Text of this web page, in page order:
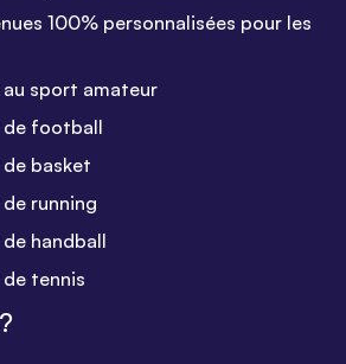
100% personnalisées pour les
sport amateur
de football
basket
running
handball
tennis